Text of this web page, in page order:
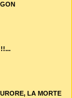
LA MORTE